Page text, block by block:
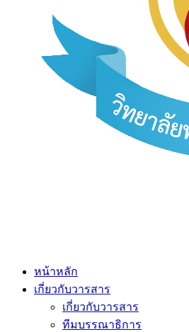
หน้าหลัก
เกี่ยวกับวารสาร
เกี่ยวกับวารสาร
ทีมบรรณาธิการ